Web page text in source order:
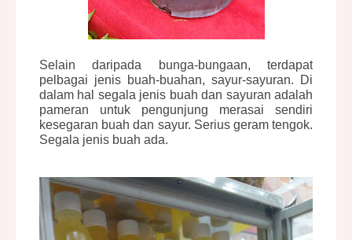
Selain daripada bunga-bungaan, terdapat
pelbagai jenis buah-buahan, sayur-sayuran. Di
dalam hal segala jenis buah dan sayuran adalah
pameran untuk pengunjung merasai sendiri
kesegaran buah dan sayur. Serius geram tengok.
Segala jenis buah ada.